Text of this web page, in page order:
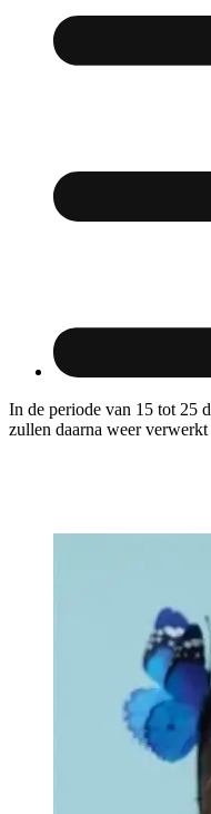
In de periode van 15 tot 25
zullen daarna weer